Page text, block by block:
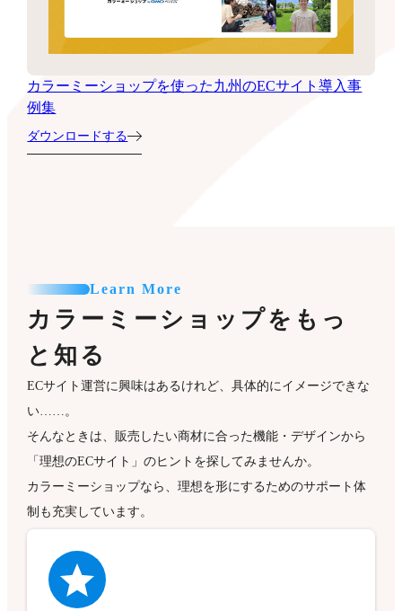
カラーミーショップを使った九州のECサイト導入事
例集
ダウンロードする
Learn More
カラーミーショップをもっ
と知る
ECサイト運営に興味はあるけれど、具体的にイメージできな
い……。
そんなときは、販売したい商材に合った機能・デザインから
「理想のECサイト」のヒントを探してみませんか。
カラーミーショップなら、理想を形にするためのサポート体
制も充実しています。